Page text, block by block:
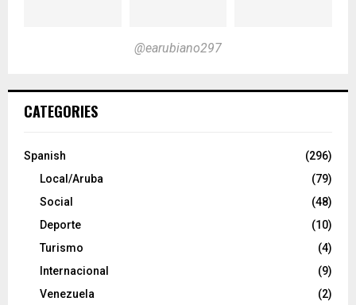
@earubiano297
CATEGORIES
Spanish
(296)
Local/Aruba
(79)
Social
(48)
Deporte
(10)
Turismo
(4)
Internacional
(9)
Venezuela
(2)